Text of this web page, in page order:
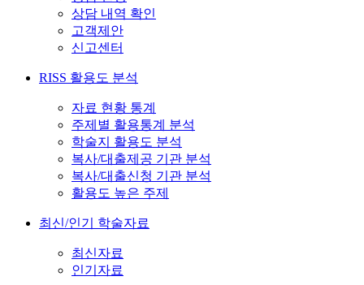
상담 내역 확인
고객제안
신고센터
RISS 활용도 분석
자료 현황 통계
주제별 활용통계 분석
학술지 활용도 분석
복사/대출제공 기관 분석
복사/대출신청 기관 분석
활용도 높은 주제
최신/인기 학술자료
최신자료
인기자료